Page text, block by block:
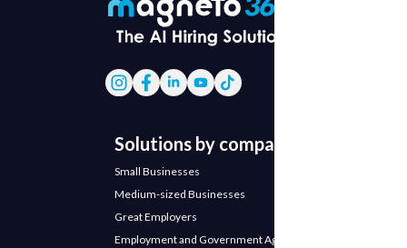
Solutions by company
Small Businesses
Medium-sized Businesses
Great Employers
Employment and Government Agencies